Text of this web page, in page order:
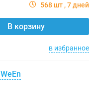
568 шт 7 дней
В корзину
в избранное